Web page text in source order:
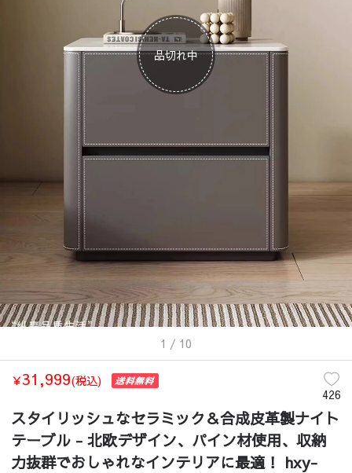
品切れ中
1 / 10
￥31,999(税込)
426
スタイリッシュなセラミック＆合成皮革製ナイト
テーブル - 北欧デザイン、パイン材使用、収納
力抜群でおしゃれなインテリアに最適！ hxy-